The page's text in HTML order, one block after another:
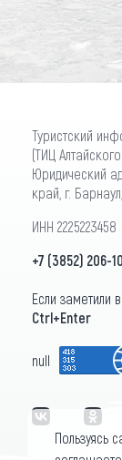
Туристский
(ТИЦ
Юридический
край, г.
ИНН
+7 (3852) 206-
Если заметили
Ctrl+Enter
null
Пользуясь